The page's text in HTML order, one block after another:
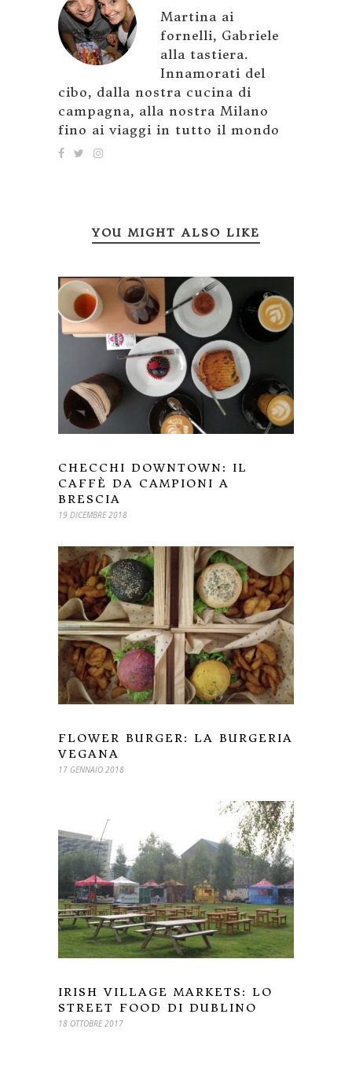
Martina ai
fornelli, Gabriele
alla tastiera.
Innamorati del
cibo, dalla nostra cucina di
campagna, alla nostra Milano
fino ai viaggi in tutto il mondo
YOU MIGHT ALSO LIKE
CHECCHI DOWNTOWN: IL
CAFFÈ DA CAMPIONI A
BRESCIA
19 DICEMBRE 2018
FLOWER BURGER: LA BURGERIA
VEGANA
17 GENNAIO 2018
IRISH VILLAGE MARKETS: LO
STREET FOOD DI DUBLINO
18 OTTOBRE 2017